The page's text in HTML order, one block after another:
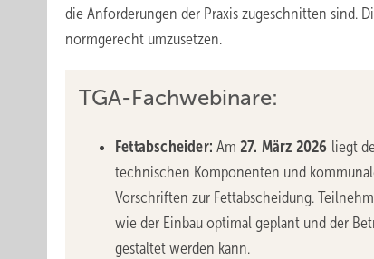
die Anforderungen der Praxis zugeschnitten sind.
normgerecht umzusetzen.
TGA-Fachwebinare:
Fettabscheider: Am 27. März 2026 liegt
technischen Komponenten und
Vorschriften zur Fettabscheidung.
wie der Einbau optimal geplant und der
gestaltet werden kann.